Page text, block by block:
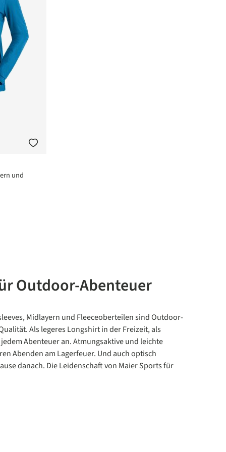
und
Outdoor-Abenteuer
Midlayern und Fleeceoberteilen sind Outdoor-
Als legeres Longshirt in der Freizeit, als
Abenteuer an. Atmungsaktive und leichte
Abenden am Lagerfeuer. Und auch optisch
danach. Die Leidenschaft von Maier Sports für